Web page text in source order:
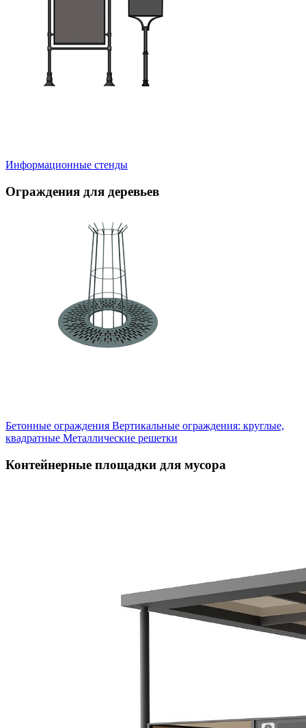
Информационные стенды
Ограждения для деревьев
Бетонные ограждения Вертикальные ограждения: круглые,
квадратные Металлические решетки
Контейнерные площадки для мусора